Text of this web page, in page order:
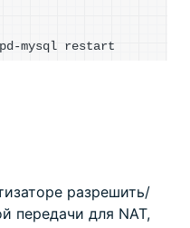
mysql restart
разрешить/
передачи для NAT,